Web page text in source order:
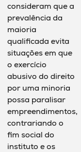
consideram que a
prevalência da
maioria
qualificada evita
situações em que
o exercício
abusivo do direito
por uma minoria
possa paralisar
empreendimentos,
contrariando o
fim social do
instituto e os